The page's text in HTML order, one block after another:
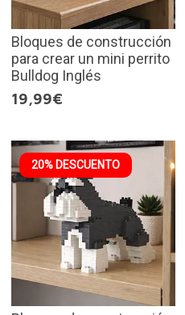
Bloques de construcción
para crear un mini perrito
Bulldog Inglés
19,99€
20% DESCUENTO